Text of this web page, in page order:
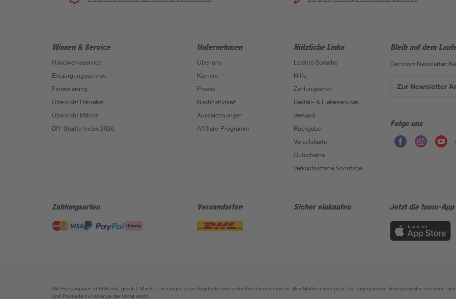
Wissen & Service
Handwerksservice
Entsorgungsservice
Finanzierung
Übersicht Ratgeber
Übersicht Märkte
DIY-Städte-Index 2026
Unternehmen
Über uns
Karriere
Presse
Nachhaltigkeit
Auszeichnungen
Affiliate-Programm
Nützliche Links
Leichte Sprache
Hilfe
Zahlungsarten
Bestell- & Lieferservices
Versand
Rückgabe
Vorteilskarte
Gutscheine
Verkaufsoffene Sonntage
Bleib auf dem
Der toom Newsletter:
Zur Newsletter
Folge uns
Zahlungsarten Versandarten Sicher einkaufen Jetzt die toom-
Alle Preisangaben in EUR inkl. gesetzl. MwSt.. Die dargestellten Angebote sind unter Umständen nicht in allen Märkten verfügbar. Die angegebenen Verfügbarkeiten beziehen
und Produkte nur solange der Vorrat reicht.